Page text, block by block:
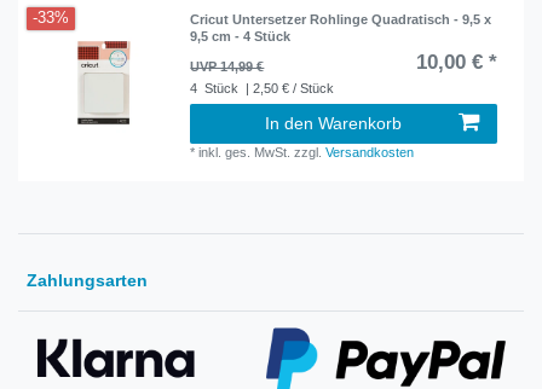
-33%
Cricut Untersetzer Rohlinge Quadratisch - 9,5 x
9,5 cm - 4 Stück
UVP 14,99 € 10,00 € *
4 Stück | 2,50 € / Stück
In den Warenkorb
*inkl. ges. MwSt. zzgl.Versandkosten
Zahlungsarten